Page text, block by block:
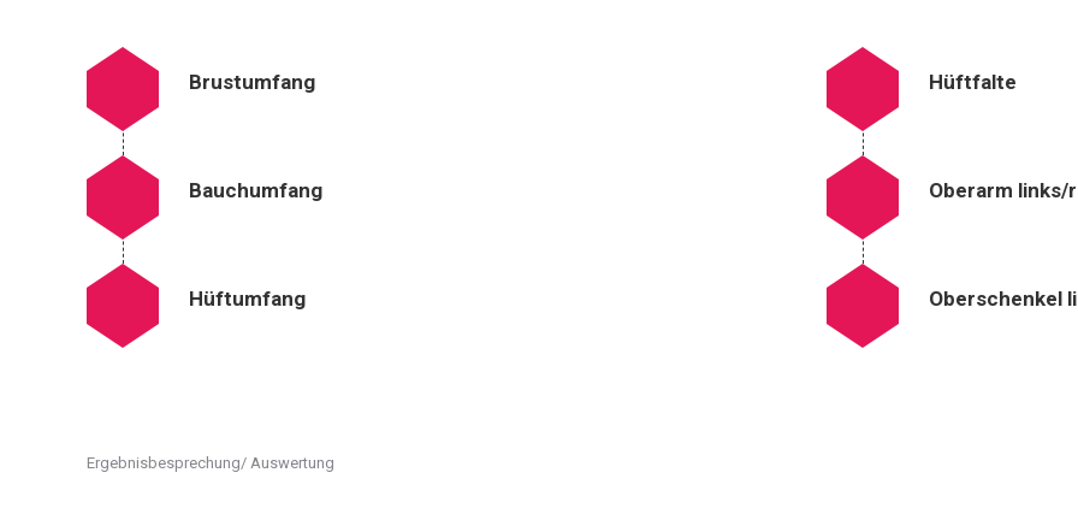
Brustumfang
Bauchumfang
Hüftumfang
Hüftfalte
Oberarm links/
Oberschenkel
Ergebnisbesprechung/ Auswertung